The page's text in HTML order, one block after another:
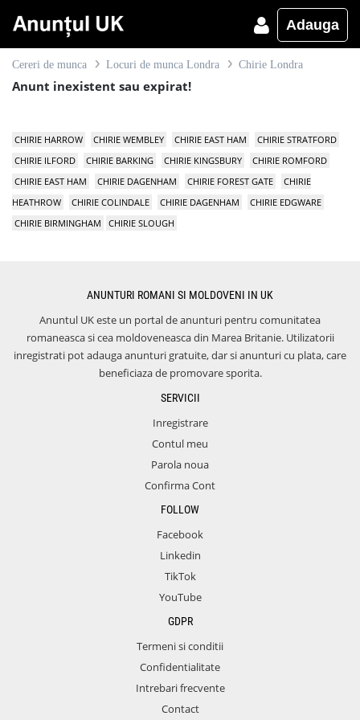
Adauga
Cereri de munca Locuri de munca Londra Chirie Londra
Anunt inexistent sau expirat!
CHIRIE HARROW CHIRIE WEMBLEY CHIRIE EAST HAM
CHIRIE STRATFORD
CHIRIE ILFORD
CHIRIE BARKING CHIRIE KINGSBURY
CHIRIE ROMFORD
CHIRIE EAST HAM
CHIRIE DAGENHAM CHIRIE FOREST GATE
CHIRIE
HEATHROW
CHIRIE COLINDALE CHIRIE DAGENHAM
CHIRIE EDGWARE
CHIRIE BIRMINGHAM
CHIRIE SLOUGH
ANUNTURI ROMANI SI MOLDOVENI IN UK
Anuntul UK este un portal de anunturi pentru comunitatea
romaneasca si cea moldoveneasca din Marea Britanie. Utilizatorii
inregistrati pot adauga anunturi gratuite, dar si anunturi cu plata, care
beneficiaza de promovare sporita.
SERVICII
Inregistrare
Contul meu
Parola noua
Confirma Cont
FOLLOW
Facebook
Linkedin
TikTok
YouTube
GDPR
Termeni si conditii
Confidentialitate
Intrebari frecvente
Contact